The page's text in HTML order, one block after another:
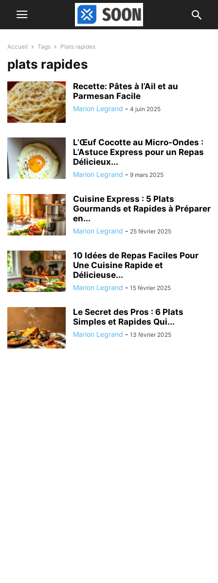
Accueil Tags Plats rapides
plats rapides
Recette: Pâtes à l’Ail et au
Parmesan Facile
Marion Legrand - 4 juin 2025
L’Œuf Cocotte au Micro-Ondes :
L’Astuce Express pour un Repas
Délicieux...
Marion Legrand - 9 mars 2025
Cuisine Express : 5 Plats
Gourmands et Rapides à Préparer
en...
Marion Legrand - 25 février 2025
10 Idées de Repas Faciles Pour
Une Cuisine Rapide et
Délicieuse...
Marion Legrand - 15 février 2025
Le Secret des Pros : 6 Plats
Simples et Rapides Qui...
Marion Legrand - 13 février 2025